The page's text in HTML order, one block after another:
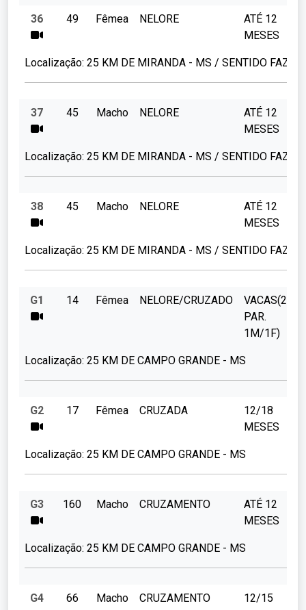
36 49 Fêmea NELORE
ATÉ 12
MESES
Localização: 25 KM DE MIRANDA - MS / SENTIDO FAZ
37 45 Macho NELORE
ATÉ 12
MESES
Localização: 25 KM DE MIRANDA - MS / SENTIDO FAZ
38 45 Macho NELORE
ATÉ 12
MESES
Localização: 25 KM DE MIRANDA - MS / SENTIDO FAZ
G1 14 Fêmea NELORE/CRUZADO
VACAS(2
PAR.
1M/1F)
Localização: 25 KM DE CAMPO GRANDE - MS
G2 17 Fêmea CRUZADA
12/18
MESES
Localização: 25 KM DE CAMPO GRANDE - MS
G3 160 Macho CRUZAMENTO
ATÉ 12
MESES
Localização: 25 KM DE CAMPO GRANDE - MS
G4 66 Macho CRUZAMENTO
12/15